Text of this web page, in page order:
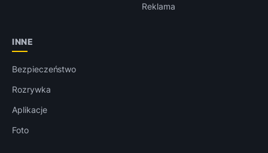
Reklama
INNE
Bezpieczeństwo
Rozrywka
Aplikacje
Foto